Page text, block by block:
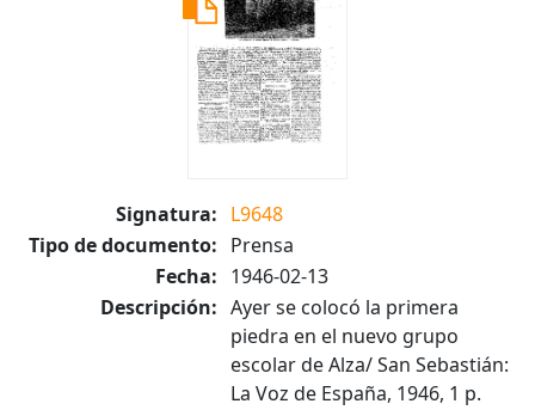
Signatura: L9648
Tipo de documento: Prensa
Fecha: 1946-02-13
Descripción: Ayer se colocó la primera
piedra en el nuevo grupo
escolar de Alza/ San Sebastián:
La Voz de España, 1946, 1 p.